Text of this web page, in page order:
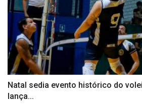
Natal sedia evento histórico do
lança...